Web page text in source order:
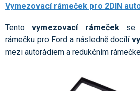
Vymezovací rámeček pro 2DIN
Tentovymezovací rámečekse
rámečku pro Ford a následně docílí
mezi autorádiem a redukčním